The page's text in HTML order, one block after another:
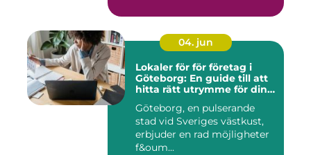
04. jun
Lokaler för för företag i
Göteborg: En guide till att
hitta rätt utrymme för din
Göteborg, en pulserande
stad vid Sveriges västkust,
erbjuder en rad möjligheter
f&oum...